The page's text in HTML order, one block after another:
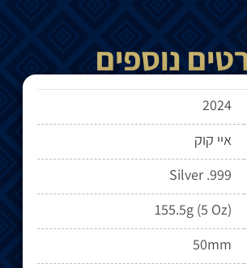
נוספים
2024
איי קוק
Silver .999
155.5g (5 Oz)
50mm